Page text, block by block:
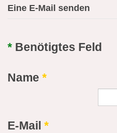
Eine E-Mail senden
* Benötigtes Feld
Name *
E-Mail *